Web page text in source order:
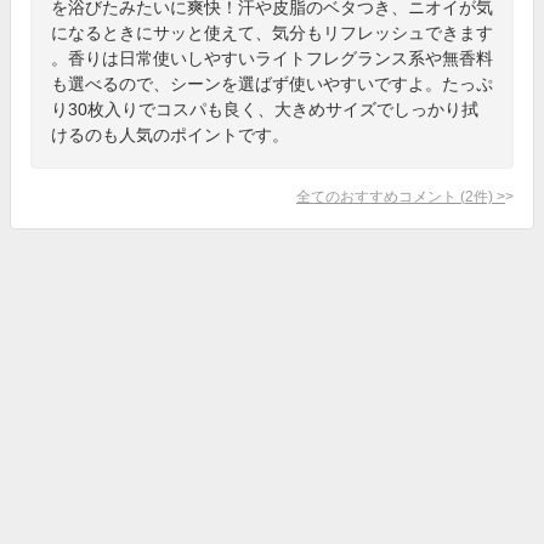
を浴びたみたいに爽快！汗や皮脂のベタつき、ニオイが気
になるときにサッと使えて、気分もリフレッシュできます
。香りは日常使いしやすいライトフレグランス系や無香料
も選べるので、シーンを選ばず使いやすいですよ。たっぷ
り30枚入りでコスパも良く、大きめサイズでしっかり拭
けるのも人気のポイントです。
全てのおすすめコメント (2件) >